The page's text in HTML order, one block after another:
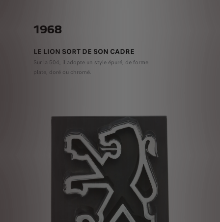
1968
LE LION SORT DE SON CADRE
Sur la 504, il adopte un style épuré, de forme
plate, doré ou chromé.